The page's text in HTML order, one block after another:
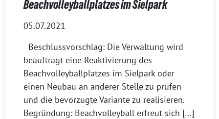
Beachvolleyballplatzes im Sielpark
05.07.2021
Beschlussvorschlag: Die Verwaltung wird
beauftragt eine Reaktivierung des
Beachvolleyballplatzes im Sielpark oder
einen Neubau an anderer Stelle zu prüfen
und die bevorzugte Variante zu realisieren.
Begründung: Beachvolleyball erfreut sich […]